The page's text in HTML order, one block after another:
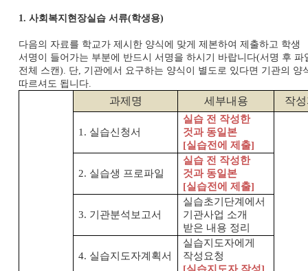
1.사회복지현장실습 서류(학생용)
다음의 자료를 학교가 제시한 양식에 맞게 제본하여 제출하고 학생
서명이 들어가는 부분에 반드시 서명을 하시기 바랍니다(서명 후 파
전체 스캔). 단, 기관에서 요구하는 양식이 별도로 있다면 기관의 양
따르셔도 됩니다.
과제명 세부내용 작
1. 실습신청서
실습 전 작성한
것과 동일본
[실습전에 제출]
2. 실습생 프로파일
실습 전 작성한
것과 동일본
[실습전에 제출]
3. 기관분석보고서
실습초기단계에서
기관사업 소개
받은 내용 정리
4. 실습지도자계획서
실습지도자에게
작성요청